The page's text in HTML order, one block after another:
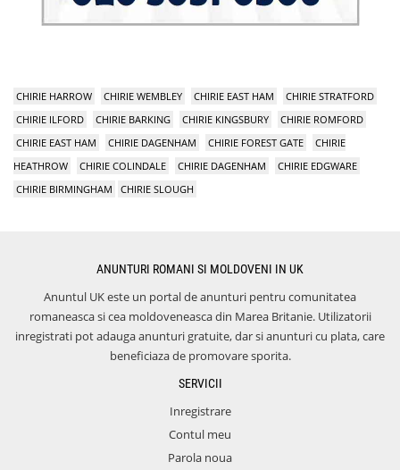
CHIRIE HARROW CHIRIE WEMBLEY CHIRIE EAST HAM
CHIRIE STRATFORD
CHIRIE ILFORD
CHIRIE BARKING CHIRIE KINGSBURY
CHIRIE ROMFORD
CHIRIE EAST HAM
CHIRIE DAGENHAM CHIRIE FOREST GATE
CHIRIE
HEATHROW
CHIRIE COLINDALE CHIRIE DAGENHAM
CHIRIE EDGWARE
CHIRIE BIRMINGHAM
CHIRIE SLOUGH
ANUNTURI ROMANI SI MOLDOVENI IN UK
Anuntul UK este un portal de anunturi pentru comunitatea
romaneasca si cea moldoveneasca din Marea Britanie. Utilizatorii
inregistrati pot adauga anunturi gratuite, dar si anunturi cu plata, care
beneficiaza de promovare sporita.
SERVICII
Inregistrare
Contul meu
Parola noua